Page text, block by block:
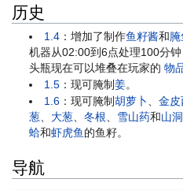
历史
1.4 ：增加了制作鱼籽酱和
机器从02:00到6点处理100分
头瓶现在可以堆叠在玩家的物
1.5 ：现可腌制姜。
1.6 ：现可腌制胡萝卜、金
葱、 大葱、冬根、 雪山药和山
蛤和虾虎鱼的鱼籽。
导航